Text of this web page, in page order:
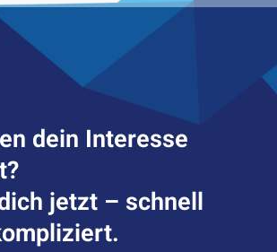
dein Inter­esse
jetzt – schnell